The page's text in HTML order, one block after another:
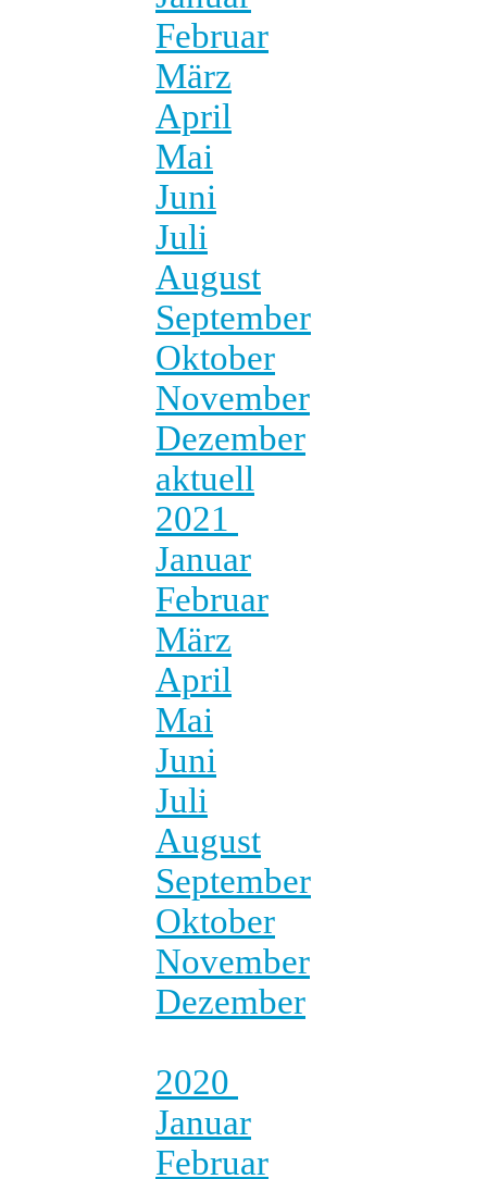
Februar
März
April
Mai
Juni
Juli
August
September
Oktober
November
Dezember
aktuell
2021
Januar
Februar
März
April
Mai
Juni
Juli
August
September
Oktober
November
Dezember
2020
Januar
Februar